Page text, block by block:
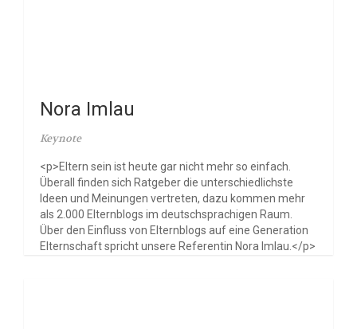
Nora Imlau
Keynote
<p>Eltern sein ist heute gar nicht mehr so einfach.
Überall finden sich Ratgeber die unterschiedlichste
Ideen und Meinungen vertreten, dazu kommen mehr
als 2.000 Elternblogs im deutschsprachigen Raum.
Über den Einfluss von Elternblogs auf eine Generation
Elternschaft spricht unsere Referentin Nora Imlau.</p>